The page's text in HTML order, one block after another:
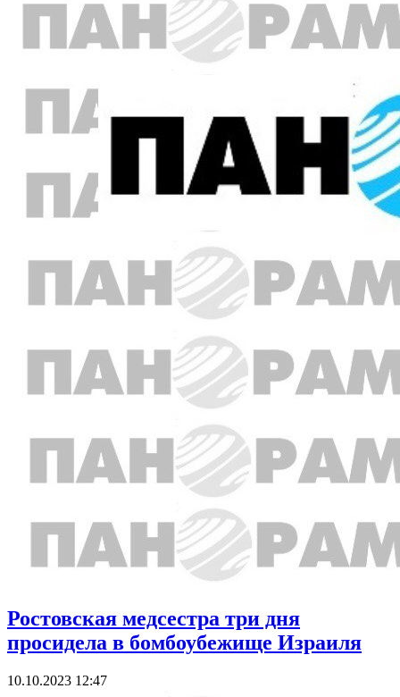
Ростовская медсестра три дня
просидела в бомбоубежище Израиля
10.10.2023 12:47